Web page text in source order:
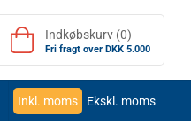
Indkøbskurv (0)
Fri fragt over DKK 5.000
Inkl. moms Ekskl. moms